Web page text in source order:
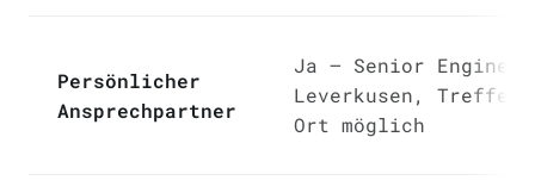
Persönlicher
Ansprechpartner
Ja — Senior
Leverkusen, Treffen
Ort möglich